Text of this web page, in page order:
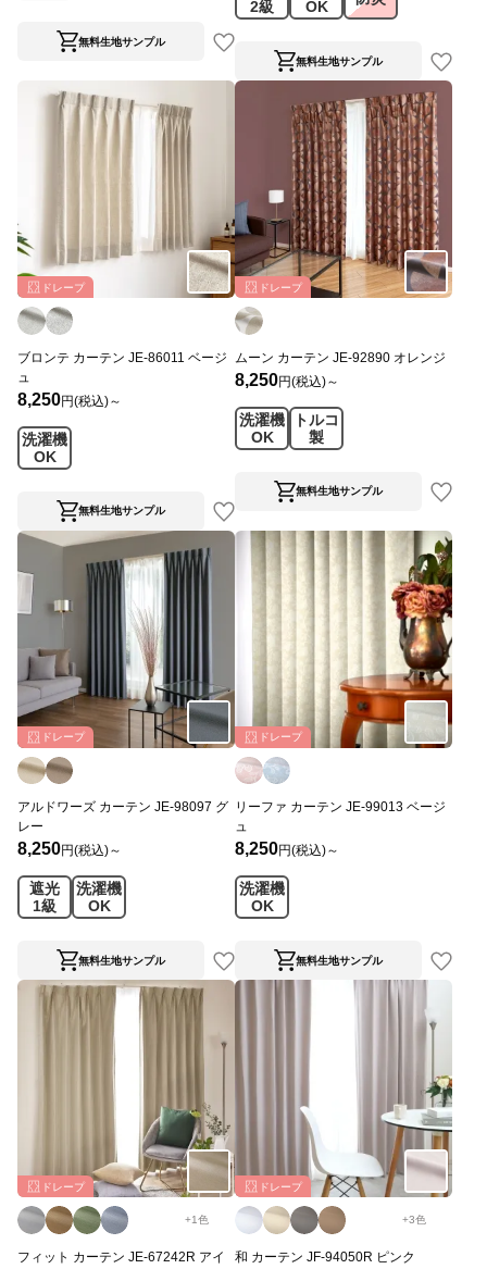
無料生地サンプル
2級
OK
無料生地サンプル
ドレープ
ブロンテ カーテン JE-86011 ベージ
ュ
8,250円(税込)～
洗濯機
OK
無料生地サンプル
ドレープ
ムーン カーテン JE-92890 オレンジ
8,250円(税込)～
洗濯機
OK
トルコ
製
無料生地サンプル
ドレープ
アルドワーズ カーテン JE-98097 グ
レー
8,250円(税込)～
遮光
1級
洗濯機
OK
無料生地サンプル
ドレープ
リーファ カーテン JE-99013 ベージ
ュ
8,250円(税込)～
洗濯機
OK
無料生地サンプル
ドレープ
+1色
フィット カーテン JE-67242R アイ
ドレープ
+3色
和 カーテン JF-94050R ピンク